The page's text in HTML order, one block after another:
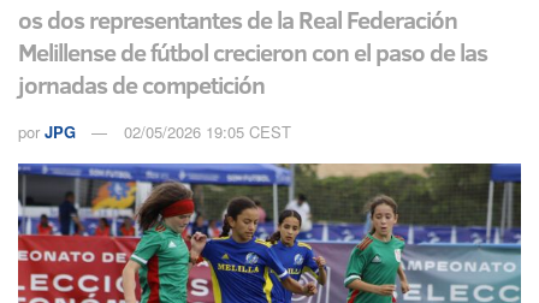
os dos representantes de la Real Federación
Melillense de fútbol crecieron con el paso de las
jornadas de competición
por JPG 02/05/2026 19:05 CEST